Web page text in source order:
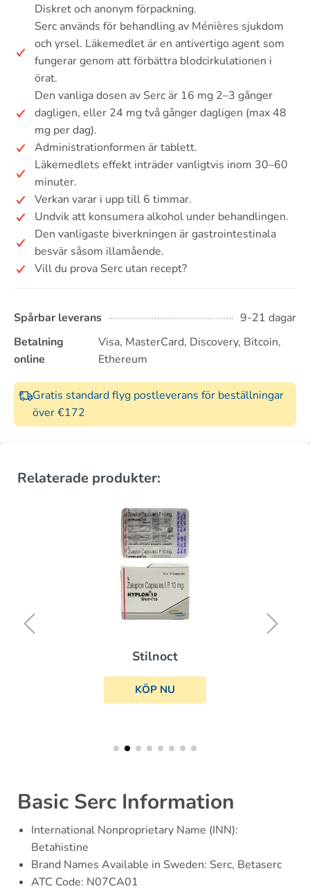
Diskret och anonym förpackning.
Serc används för behandling av Ménières sjukdom
och yrsel. Läkemedlet är en antivertigo agent som
fungerar genom att förbättra blodcirkulationen i
örat.
Den vanliga dosen av Serc är 16 mg 2–3 gånger
dagligen, eller 24 mg två gånger dagligen (max 48
mg per dag).
Administrationformen är tablett.
Läkemedlets effekt inträder vanligtvis inom 30–60
minuter.
Verkan varar i upp till 6 timmar.
Undvik att konsumera alkohol under behandlingen.
Den vanligaste biverkningen är gastrointestinala
besvär såsom illamående.
Vill du prova Serc utan recept?
Spårbar leverans
9-21 dagar
Betalning
online
Visa, MasterCard, Discovery, Bitcoin,
Ethereum
Gratis standard flyg postleverans för beställningar
över €172
Relaterade produkter:
Stilnoct
KÖP NU
Basic Serc Information
International Nonproprietary Name (INN):
Betahistine
Brand Names Available in Sweden: Serc, Betaserc
ATC Code: N07CA01